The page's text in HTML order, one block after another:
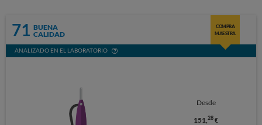
71 BUENA
CALIDAD
COMPRA
MAESTRA
ANALIZADO EN EL LABORATORIO
Desde
151,28 €